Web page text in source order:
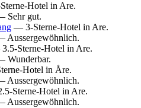
Hotel in Are.
Sehr gut.
— 3-Sterne-Hotel in Are.
Aussergewöhnlich.
Sterne-Hotel in Are.
Wunderbar.
Hotel in Åre.
Aussergewöhnlich.
Sterne-Hotel in Are.
Aussergewöhnlich.